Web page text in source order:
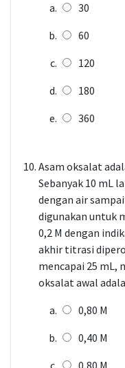
30
60
120
180
360
Asam oksalat
Sebanyak 10 mL
dengan air
digunakan untuk
0,2 M dengan
akhir titrasi
mencapai 25 mL,
oksalat awal
0,80 M
0,40 M
0,80 M